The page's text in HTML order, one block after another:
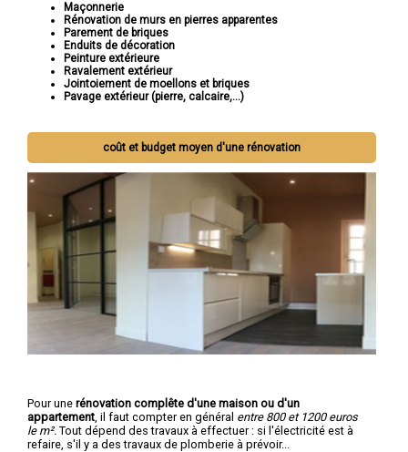
Maçonnerie
Rénovation de murs en pierres apparentes
Parement de briques
Enduits de décoration
Peinture extérieure
Ravalement extérieur
Jointoiement de moellons et briques
Pavage extérieur (pierre, calcaire,...)
coût et budget moyen d'une rénovation
Pour une rénovation complête d'une maison ou d'un
appartement , il faut compter en général entre 800 et 1200 euros
le m². Tout dépend des travaux à effectuer : si l'électricité est à
refaire, s'il y a des travaux de plomberie à prévoir...